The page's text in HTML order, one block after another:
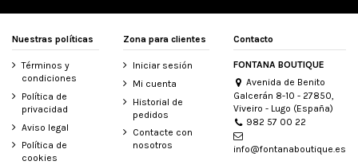
Nuestras políticas
Términos y
condiciones
Política de
privacidad
Aviso legal
Política de
cookies
Zona para clientes
Iniciar sesión
Mi cuenta
Historial de
pedidos
Contacte con
nosotros
Contacto
FONTANA BOUTIQUE
Avenida de Benito
Galcerán 8-10 - 27850,
Viveiro - Lugo (España)
982 57 00 22
info@fontanaboutique.es